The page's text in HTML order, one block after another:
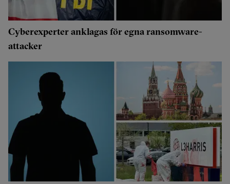
Cyberexperter anklagas för egna ransomware-
attacker